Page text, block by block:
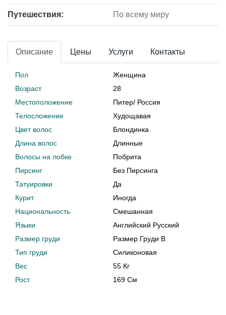
Путешествия: По всему миру
Описание Цены Услуги Контакты
Пол
Женщина
Возраст
28
Местоположение
Питер/ Россия
Телосложение
Худощавая
Цвет волос
Блондинка
Длина волос
Длинные
Волосы на лобке
Побрита
Пирсинг
Без Пирсинга
Татуировки
Да
Курит
Иногда
Национальность
Смешанная
Языки
Английский Русский
Размер груди
Размер Груди B
Тип груди
Силиконовая
Вес
55 Кг
Рост
169 См